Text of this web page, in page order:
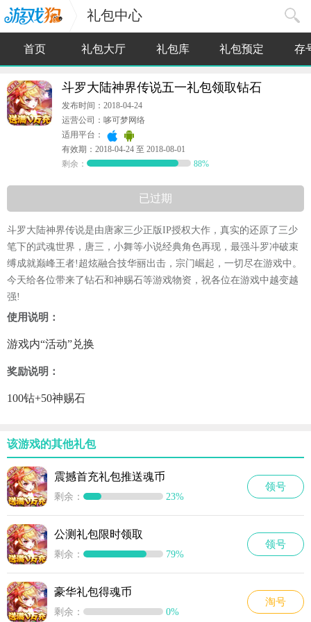
礼包中心
首页 礼包大厅 礼包库 礼包预定 存
斗罗大陆神界传说五一礼包领取钻石
发布时间：2018-04-24
运营公司：哆可梦网络
适用平台：
有效期：2018-04-24 至 2018-08-01
剩余：
88%
已过期
斗罗大陆神界传说是由唐家三少正版IP授权大作，真实的还原了三少
笔下的武魂世界，唐三，小舞等小说经典角色再现，最强斗罗冲破束
缚成就巅峰王者!超炫融合技华丽出击，宗门崛起，一切尽在游戏中。
今天给各位带来了钻石和神赐石等游戏物资，祝各位在游戏中越变越
强!
使用说明：
游戏内“活动”兑换
奖励说明：
100钻+50神赐石
该游戏的其他礼包
震撼首充礼包推送魂币
剩余： 23%
领号
公测礼包限时领取
剩余： 79%
领号
豪华礼包得魂币
剩余： 0%
淘号